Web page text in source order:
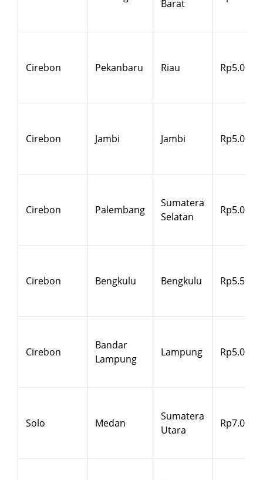
Barat
Cirebon Pekanbaru Riau Rp5.000
Cirebon Jambi Jambi Rp5.000
Cirebon Palembang
Sumatera
Selatan
Rp5.000
Cirebon Bengkulu Bengkulu Rp5.500
Cirebon
Bandar
Lampung
Lampung Rp5.000
Solo Medan
Sumatera
Utara
Rp7.000